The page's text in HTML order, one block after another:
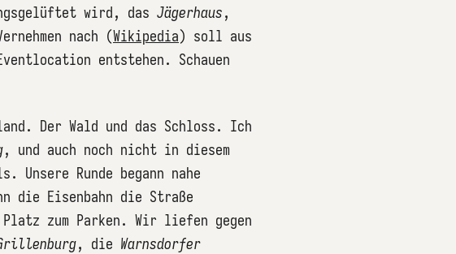
wird, das Jägerhaus,
nach (Wikipedia) soll aus
entstehen. Schauen
Der Wald und das Schloss. Ich
, und auch noch nicht in diesem
Runde begann nahe
die Eisenbahn die Straße
zum Parken. Wir liefen gegen
, die Warnsdorfer